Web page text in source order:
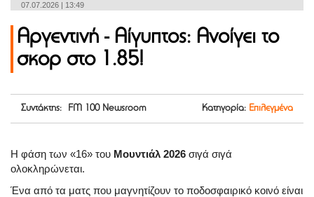
07.07.2026 | 13:49
Αργεντινή - Αίγυπτος: Ανοίγει το
σκορ στο 1.85!
Συντάκτης: FM 100 Newsroom Κατηγορία: Επιλεγμένα
Η φάση των «16» του Μουντιάλ 2026 σιγά σιγά
ολοκληρώνεται.
Ένα από τα ματς που μαγνητίζουν το ποδοσφαιρικό κοινό είναι